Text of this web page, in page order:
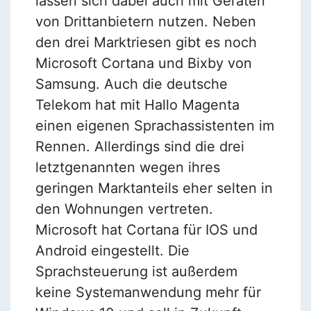
von Drittanbietern nutzen. Neben
den drei Marktriesen gibt es noch
Microsoft Cortana und Bixby von
Samsung. Auch die deutsche
Telekom hat mit Hallo Magenta
einen eigenen Sprachassistenten im
Rennen. Allerdings sind die drei
letztgenannten wegen ihres
geringen Marktanteils eher selten in
den Wohnungen vertreten.
Microsoft hat Cortana für IOS und
Android eingestellt. Die
Sprachsteuerung ist außerdem
keine Systemanwendung mehr für